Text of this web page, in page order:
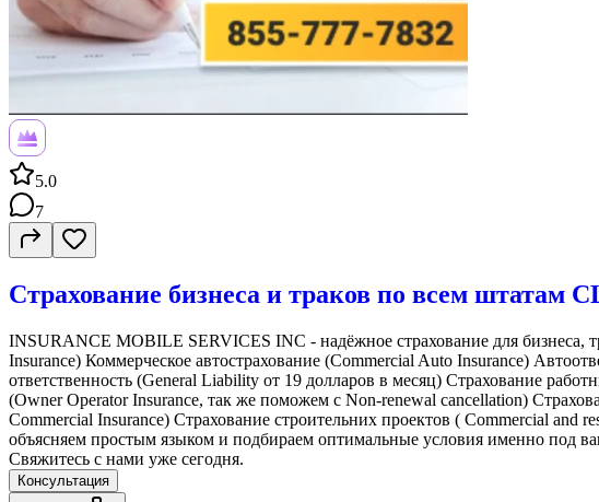
5.0
7
Страхование бизнеса и траков по всем штатам
INSURANCE MOBILE SERVICES INC - надёжное страхование для
Insurance) Коммерческое автострахование (Commercial Auto Insurance)
ответственность (General Liability от 19 долларов в месяц) Страхование
(Owner Operator Insurance, так же поможем с Non-renewal cancellation)
Commercial Insurance) Страхование строительних проектов ( Commercial and
объясняем простым языком и подбираем оптимальные условия именно под
Свяжитесь с нами уже сегодня.
Консультация